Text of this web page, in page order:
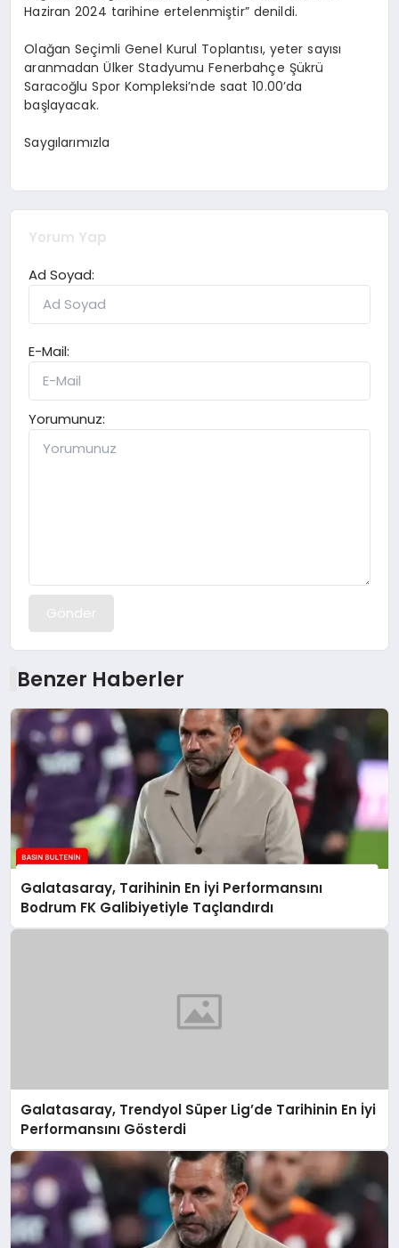
Haziran 2024 tarihine ertelenmiştir” denildi.
Olağan Seçimli Genel Kurul Toplantısı, yeter sayısı
aranmadan Ülker Stadyumu Fenerbahçe Şükrü
Saracoğlu Spor Kompleksi’nde saat 10.00’da
başlayacak.
Saygılarımızla
Yorum Yap
Ad Soyad:
E-Mail:
Yorumunuz:
Gönder
Benzer Haberler
Galatasaray, Tarihinin En İyi Performansını
Bodrum FK Galibiyetiyle Taçlandırdı
Galatasaray, Trendyol Süper Lig’de Tarihinin En İyi
Performansını Gösterdi